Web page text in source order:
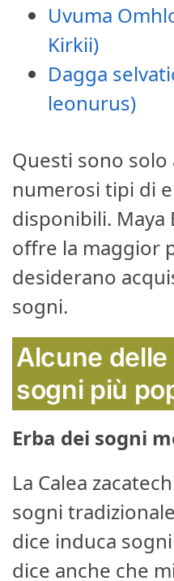
Uvuma
Kirkii)
Dagga
leonurus)
Questi sono solo
numerosi tipi di
disponibili. Maya
offre la maggior
desiderano
sogni.
Alcune
sogni più
Erba dei sogni
La Calea
sogni
dice induca
dice anche che